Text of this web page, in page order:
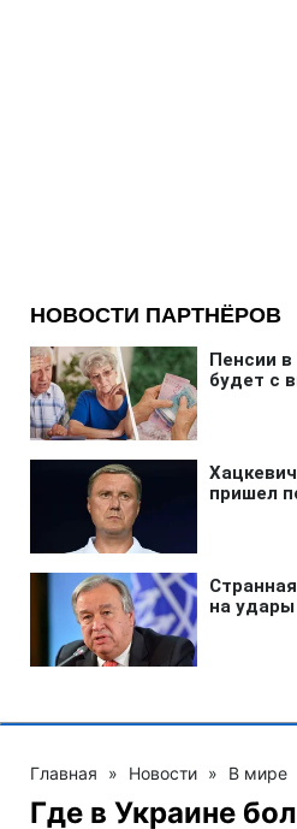
Главная » Новости » В мире
Где в Украине